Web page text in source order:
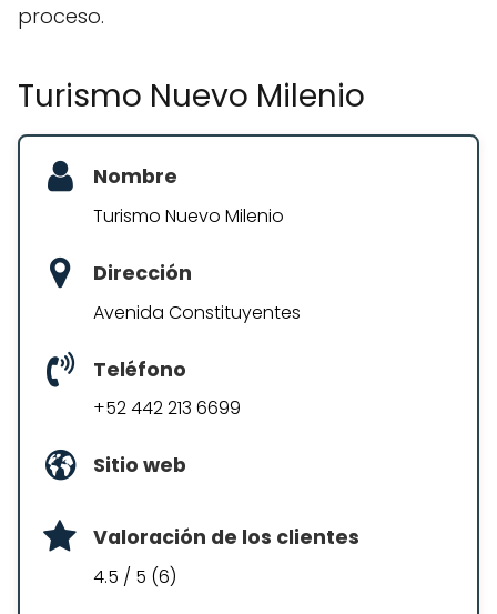
proceso.
Turismo Nuevo Milenio
Nombre
Turismo Nuevo Milenio
Dirección
Avenida Constituyentes
Teléfono
+52 442 213 6699
Sitio web
Valoración de los clientes
4.5 / 5 (6)